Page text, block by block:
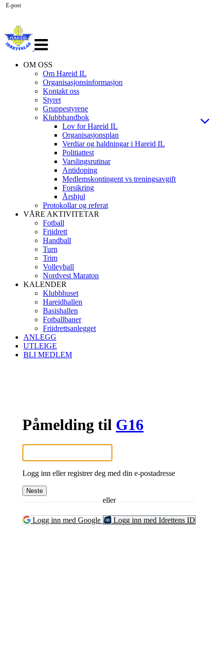
navigasjon
OM OSS
Om Hareid IL
Organisasjonsinformasjon
Kontakt oss
Styret
Gruppestyrene
Klubbhandbok
Lov for Hareid IL
Organisasjonsplan
Verdiar og haldningar i Hareid IL
Politiattest
Varslingsrutinar
Antidoping
Medlemskontingent vs treningsavgift
Forsikring
Årshjul
Protokollar og referat
VÅRE AKTIVITETAR
Fotball
Friidrett
Handball
Turn
Trim
Volleyball
Nordvest Maraton
KALENDER
Klubbhuset
Hareidhallen
Basishallen
Fotballbaner
Friidrettsanlegget
ANLEGG
UTLEIGE
BLI MEDLEM
Påmelding til G16
E-post
Logg inn eller registrer deg med din e-postadresse
Neste
eller
Logg inn med Google Logg inn med Idrettens ID